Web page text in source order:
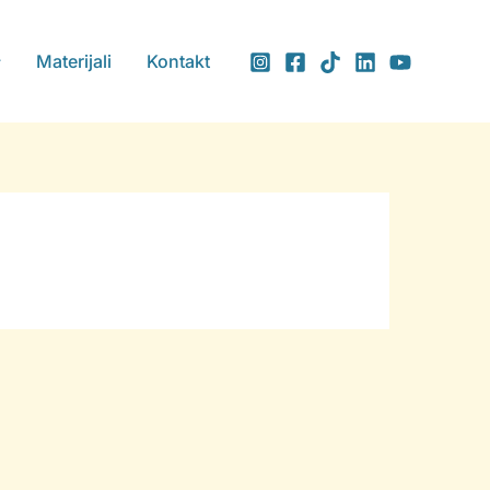
Materijali Kontakt